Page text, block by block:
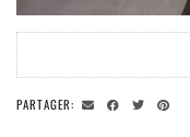
PARTAGER: